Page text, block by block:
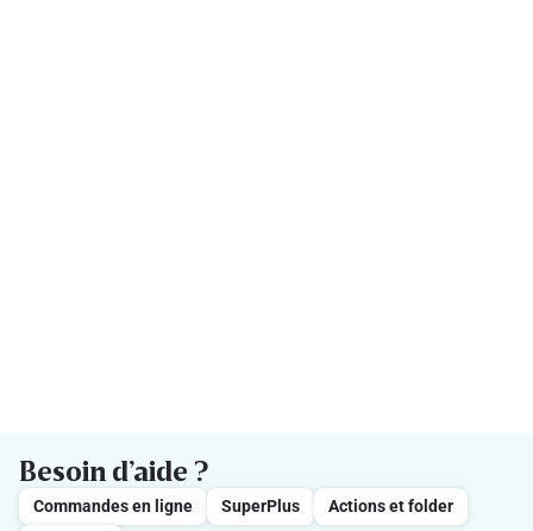
Besoin d’aide ?
Commandes en ligne SuperPlus
Actions et folder